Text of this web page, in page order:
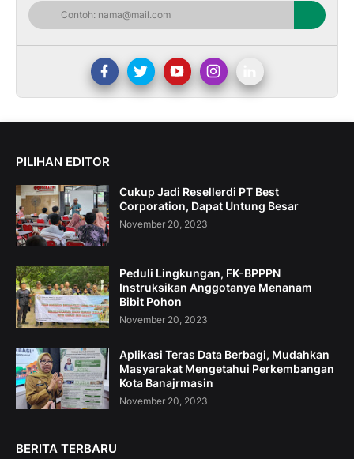
PILIHAN EDITOR
Cukup Jadi Resellerdi PT Best
Corporation, Dapat Untung Besar
November 20, 2023
Peduli Lingkungan, FK-BPPPN
Instruksikan Anggotanya Menanam
Bibit Pohon
November 20, 2023
Aplikasi Teras Data Berbagi, Mudahkan
Masyarakat Mengetahui Perkembangan
Kota Banajrmasin
November 20, 2023
BERITA TERBARU